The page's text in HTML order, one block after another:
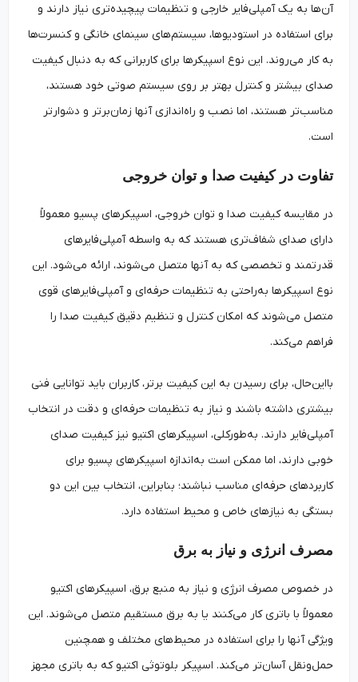
آن‌ها به یک آمپلی‌فایر خارجی و تنظیمات پیچیده‌تری نیاز دارند و
برای استفاده در استودیوها، سیستم‌های سینمای خانگی و کنسرت‌ها
به کار می‌روند. این نوع اسپیکرها برای کاربرانی که به دنبال کیفیت
صدای بیشتر و کنترل بهتر بر روی سیستم صوتی خود هستند،
مناسب‌تر هستند، اما نصب و راه‌اندازی آنها زمان‌برتر و دشوارتر
است.
تفاوت در کیفیت صدا و توان خروجی
در مقایسه کیفیت صدا و توان خروجی، اسپیکرهای پسیو معمولاً
دارای صدای شفاف‌تری هستند که به واسطه آمپلی‌فایرهای
قدرتمند و تخصصی که به آنها متصل می‌شوند، ارائه می‌شود. این
نوع اسپیکرها به‌راحتی به تنظیمات حرفه‌ای و آمپلی‌فایرهای قوی
متصل می‌شوند که امکان کنترل و تنظیم دقیق کیفیت صدا را
فراهم می‌کند.
بااین‌حال، برای رسیدن به این کیفیت برتر، کاربران باید توانایی فنی
بیشتری داشته باشند و نیاز به تنظیمات حرفه‌ای و دقت در انتخاب
آمپلی‌فایر دارند. به‌طورکلی، اسپیکرهای اکتیو نیز کیفیت صدای
خوبی دارند، اما ممکن است به‌اندازه اسپیکرهای پسیو برای
کاربردهای حرفه‌ای مناسب نباشند؛ بنابراین، انتخاب بین این دو
بستگی به نیازهای خاص و محیط استفاده دارد.
مصرف انرژی و نیاز به برق
در خصوص مصرف انرژی و نیاز به منبع برق، اسپیکرهای اکتیو
معمولاً با باتری کار می‌کنند یا به برق مستقیم متصل می‌شوند. این
ویژگی آنها را برای استفاده در محیط‌های مختلف و همچنین
حمل‌ونقل آسان‌تر می‌کند. اسپیکر بلوتوثی اکتیو که به باتری مجهز